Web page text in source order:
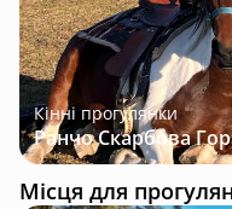
Кінні прогулянки
Місця для